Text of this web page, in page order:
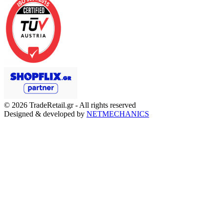
© 2026 TradeRetail.gr- All rights reserved
Designed & developed by NETMECHANICS